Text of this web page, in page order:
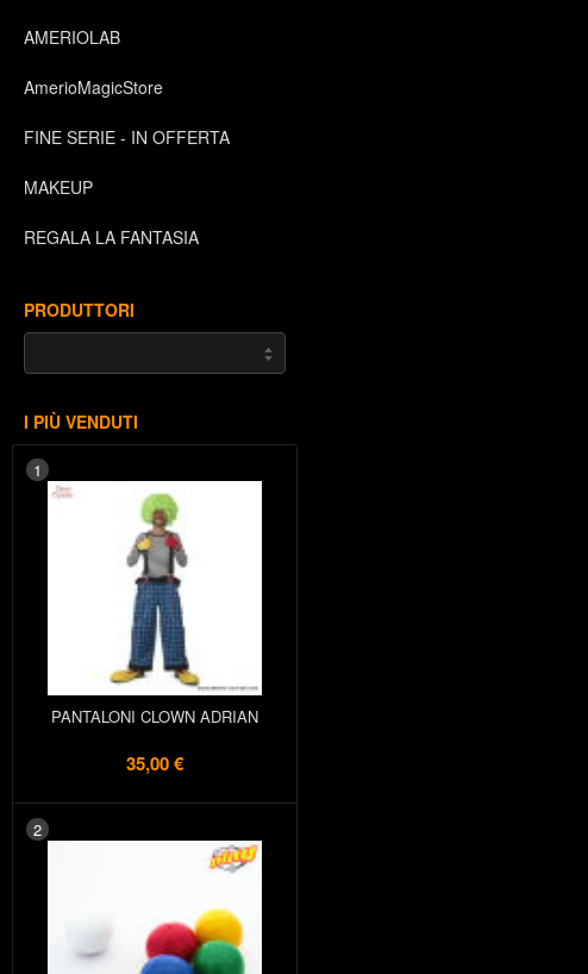
AMERIOLAB
AmerioMagicStore
FINE SERIE - IN OFFERTA
MAKEUP
REGALA LA FANTASIA
PRODUTTORI
I PIÙ VENDUTI
1
PANTALONI CLOWN ADRIAN
35,00 €
2